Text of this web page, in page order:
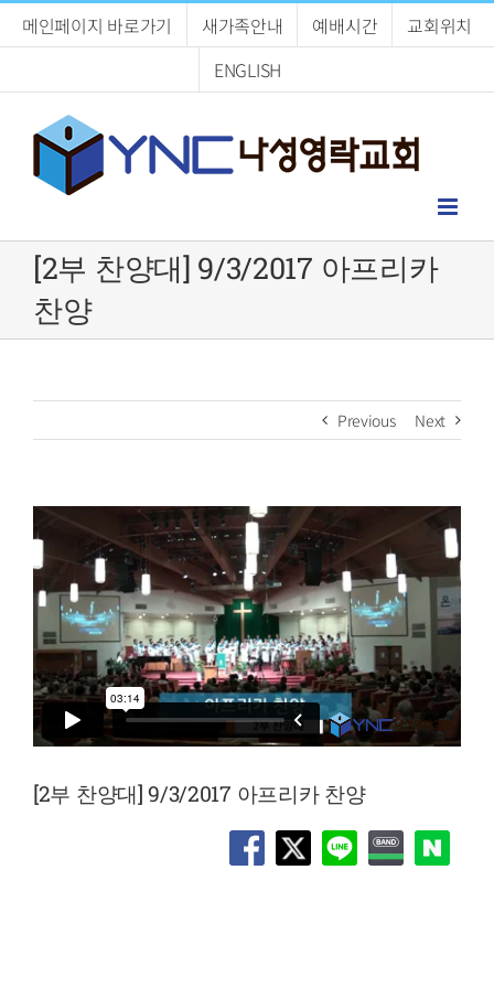
메인페이지 바로가기 새가족안내 예배시간
교회위치
ENGLISH
[2부 찬양대] 9/3/2017 아프리카
찬양
Previous Next
[2부 찬양대] 9/3/2017 아프리카 찬양